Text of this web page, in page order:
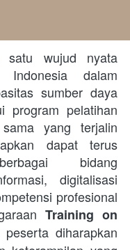
satu wujud nyata
Indonesia dalam
sumber daya
program pelatihan
yang terjalin
dapat terus
bidang
digitalisasi
profesional
Training on
diharapkan